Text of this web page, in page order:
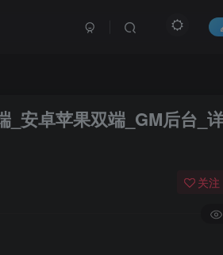
安卓苹果双端_GM后台_
关注